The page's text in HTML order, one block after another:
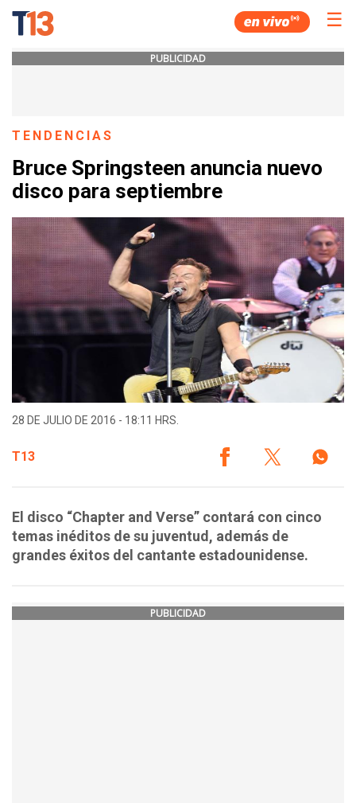
☰
PUBLICIDAD
TENDENCIAS
Bruce Springsteen anuncia nuevo
disco para septiembre
28 DE JULIO DE 2016 - 18:11 HRS.
T13
El disco “Chapter and Verse” contará con cinco
temas inéditos de su juventud, además de
grandes éxitos del cantante estadounidense.
PUBLICIDAD